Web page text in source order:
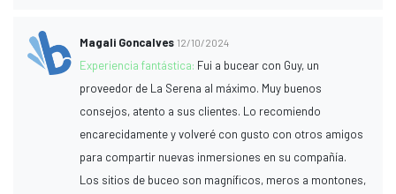
Magali Goncalves 12/10/2024
Experiencia fantástica: Fui a bucear con Guy, un
proveedor de La Serena al máximo. Muy buenos
consejos, atento a sus clientes. Lo recomiendo
encarecidamente y volveré con gusto con otros amigos
para compartir nuevas inmersiones en su compañía.
Los sitios de buceo son magníficos, meros a montones,